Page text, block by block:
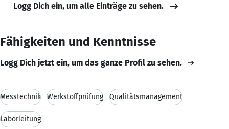
Logg Dich ein, um alle Einträge zu sehen.
Fähigkeiten und Kenntnisse
Logg Dich jetzt ein, um das ganze Profil zu sehen.
Messtechnik Werkstoffprüfung Qualitätsmanagement
Laborleitung